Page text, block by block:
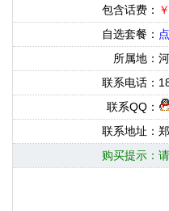
包含话费：
自选套餐：
所属地：
联系电话：
联系QQ：
联系地址：
购买提示：